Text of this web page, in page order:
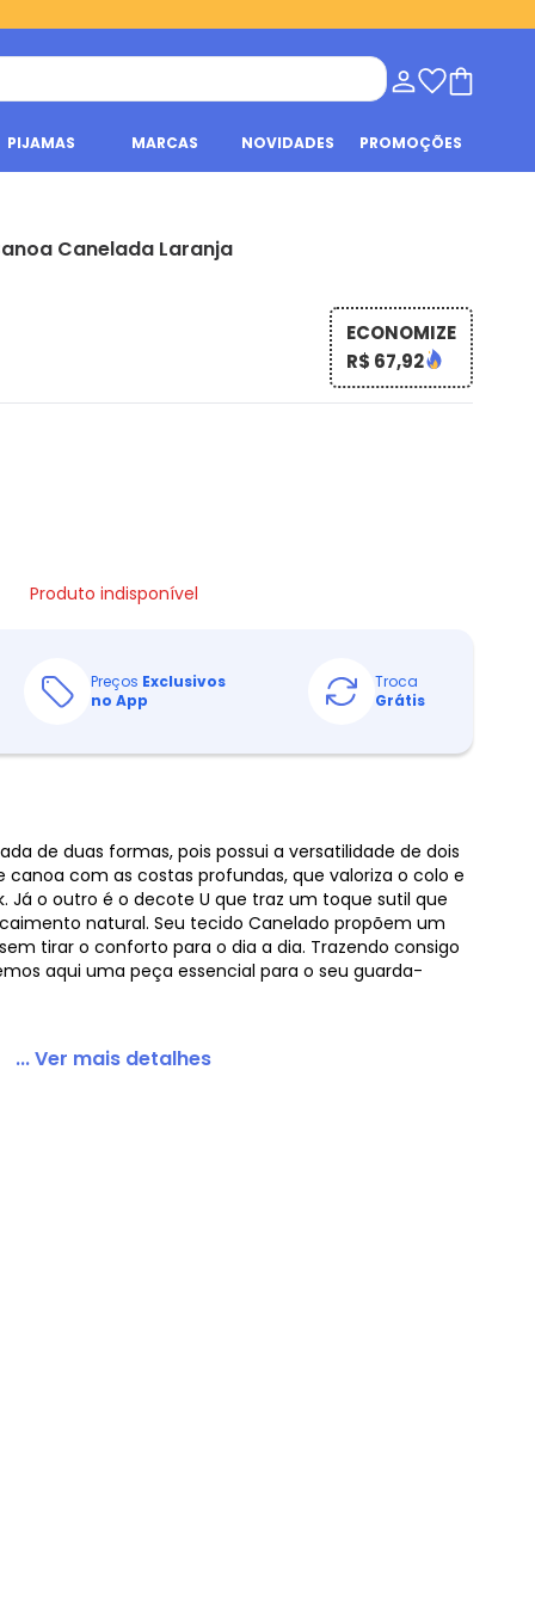
PIJAMAS MARCAS NOVIDADES PROMOÇÕES
Laranja
Canelada Laranja
ECONOMIZE
R$ 67,92
Produto indisponível
Preços Exclusivos
no App
Troca
Grátis
de duas formas, pois possui a versatilidade de dois
com as costas profundas, que valoriza o colo e
Já o outro é o decote U que traz um toque sutil que
natural. Seu tecido Canelado propõem um
tirar o conforto para o dia a dia. Trazendo consigo
aqui uma peça essencial para o seu guarda-
... Ver mais detalhes